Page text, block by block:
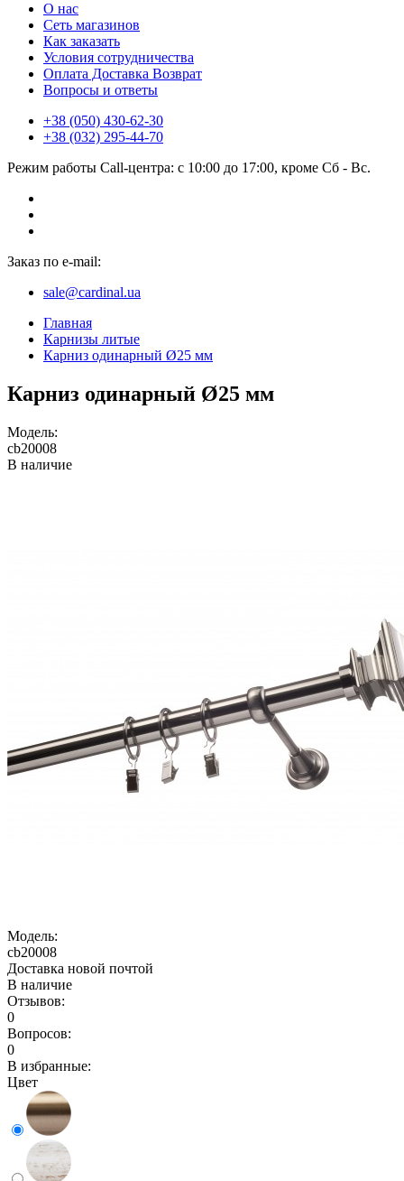
О нас
Сеть магазинов
Как заказать
Условия сотрудничества
Оплата Доставка Возврат
Вопросы и ответы
+38 (050) 430-62-30
+38 (032) 295-44-70
Режим работы Call-центра: с 10:00 до 17:00, кроме Сб - Вс.
Заказ по e-mail:
sale@cardinal.ua
Главная
Карнизы литые
Карниз одинарный Ø25 мм
Карниз одинарный Ø25 мм
Модель:
cb20008
В наличие
Модель:
cb20008
Доставка новой почтой
В наличие
Отзывов:
0
Вопросов:
0
В избранные:
Цвет